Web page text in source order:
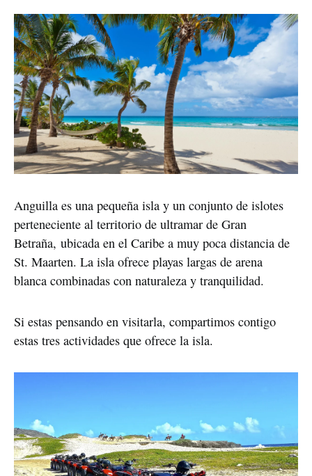
Anguilla es una pequeña isla y un conjunto de islotes
perteneciente al territorio de ultramar de Gran
Betraña, ubicada en el Caribe a muy poca distancia de
St. Maarten. La isla ofrece playas largas de arena
blanca combinadas con naturaleza y tranquilidad.
Si estas pensando en visitarla, compartimos contigo
estas tres actividades que ofrece la isla.